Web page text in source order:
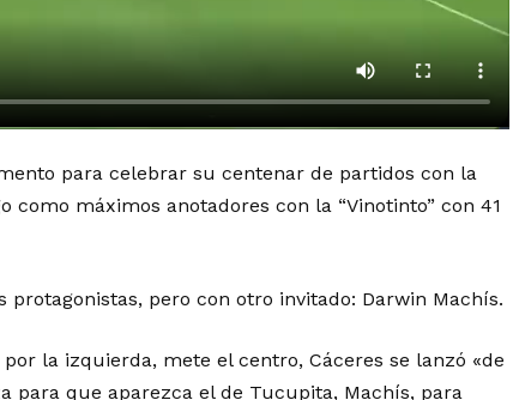
para celebrar su centenar de partidos con la
como máximos anotadores con la “Vinotinto” con 41
pero con otro invitado: Darwin Machís.
la izquierda, mete el centro, Cáceres se lanzó «de
para que aparezca el de Tucupita, Machís, para